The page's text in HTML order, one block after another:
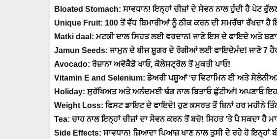
Bloated Stomach: ਸਾਵਧਾਨ! ਇਨ੍ਹਾਂ ਚੀਜ਼ਾਂ ਦੇ ਸੇਵਨ ਨਾਲ ਹੁੰਦੀ ਹੈ ਪੇਟ
Unique Fruit: 100 ਤੋਂ ਵੱਧ ਬਿਮਾਰੀਆਂ ਨੂੰ ਠੀਕ ਕਰਨ ਦੀ ਸਮਰੱਥਾ ਰੱਖਦਾ ਹੈ
Matki daal: ਮਟਕੀ ਦਾਲ ਸਿਹਤ ਲਈ ਵਰਦਾਨ! ਜਾਣੋ ਇਸ ਦੇ ਫਾਇਦੇ ਅਤੇ
Jamun Seeds: ਜਾਮੁਨ ਦੇ ਬੀਜ ਸ਼ੂਗਰ ਦੇ ਰੋਗੀਆਂ ਲਈ ਫਾਇਦੇਮੰਦ! ਜਾਣੋ 7
Avocado: ਰੋਜ਼ਾਨਾ ਅਵੋਕੈਡੋ ਖਾਓ, ਕੋਲੇਸਟ੍ਰੋਲ ਤੋਂ ਮੁਕਤੀ ਪਾਓ!
Vitamin E and Selenium: ਡੇਅਰੀ ਪਸ਼ੂਆਂ 'ਚ ਵਿਟਾਮਿਨ ਈ ਅਤੇ
Holiday: ਸੁਰੱਖਿਅਤ ਅਤੇ ਅਨੰਦਮਈ ਢੰਗ ਨਾਲ ਬਿਤਾਓ ਛੁੱਟੀਆਂ! ਅਪਣਾਓ ਇਹ
Weight Loss: ਫਿਸਟ ਡਾਇਟ ਦੇ ਫਾਇਦੇ! ਹੁਣ ਕਸਰਤ ਤੋਂ ਬਿਨਾਂ ਹਰ ਮਹੀਨੇ
Tea: ਚਾਹ ਨਾਲ ਇਨ੍ਹਾਂ ਚੀਜ਼ਾਂ ਦਾ ਸੇਵਨ ਕਰਨ ਤੋਂ ਬਚੋ! ਸਿਹਤ 'ਤੇ ਪੈ ਸਕਦਾ ਹੈ
Side Effects: ਸਾਵਧਾਨ! ਜ਼ਿਆਦਾ ਪਿਆਜ਼ ਖਾਣ ਨਾਲ ਤੁਸੀ ਦੇ ਰਹੇ ਹੋ ਇਨ੍ਹਾਂ